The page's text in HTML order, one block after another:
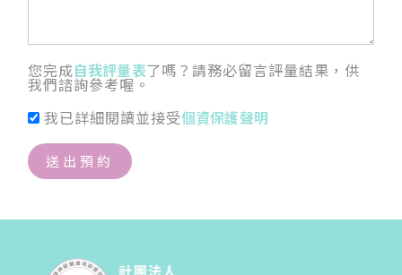
您完成自我評量表了嗎？請務必留言評量結果，供
我們諮詢參考喔。
我已詳細閱讀並接受個資保護聲明
送出預約